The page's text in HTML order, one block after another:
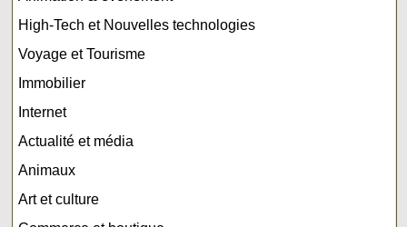
High-Tech et Nouvelles technologies
Voyage et Tourisme
Immobilier
Internet
Actualité et média
Animaux
Art et culture